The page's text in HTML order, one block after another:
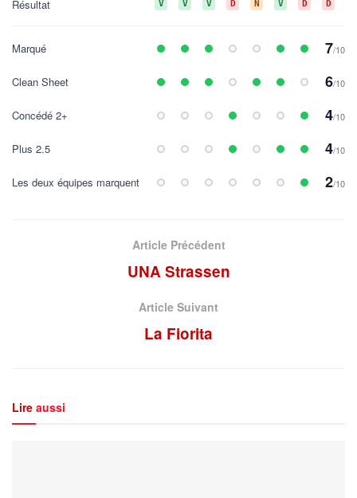
Résultat V V V D N V D D
Marqué 7/10
Clean Sheet 6/10
Concédé 2+ 4/10
Plus 2.5 4/10
Les deux équipes marquent 2/10
Article Précédent
UNA Strassen
Article Suivant
La Fiorita
Lire aussi